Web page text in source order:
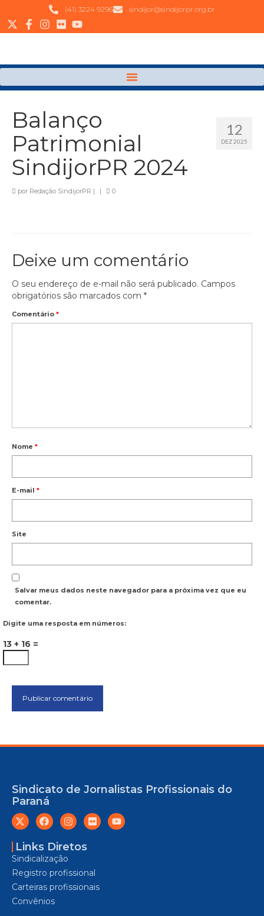
(41) 3224 9296 sindijor@sindijorpr.org.br
12
DEZ 2025
Balanço
Patrimonial
SindijorPR 2024
por Redação SindijorPR | | 0
Deixe um comentário
O seu endereço de e-mail não será publicado. Campos
obrigatórios são marcados com *
Comentário *
Nome *
E-mail *
Site
Salvar meus dados neste navegador para a próxima vez que eu
comentar.
Digite uma resposta em números:
13 + 16 =
Sindicato de Jornalistas Profissionais do
Paraná
Links Diretos
Sindicalização
Registro profissional
Carteiras profissionais
Convênios